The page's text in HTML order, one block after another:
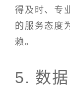
得及时、专
的服务态度
赖。
5. 数